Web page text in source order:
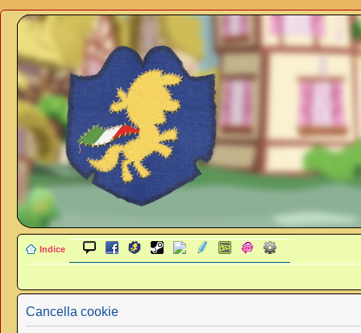
Indice
Cancella cookie